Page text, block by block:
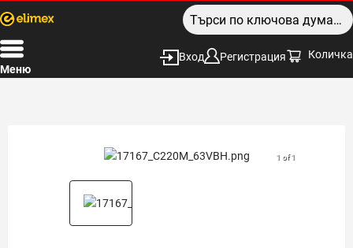
Меню
Вход Регистрация Количка
1 of 1